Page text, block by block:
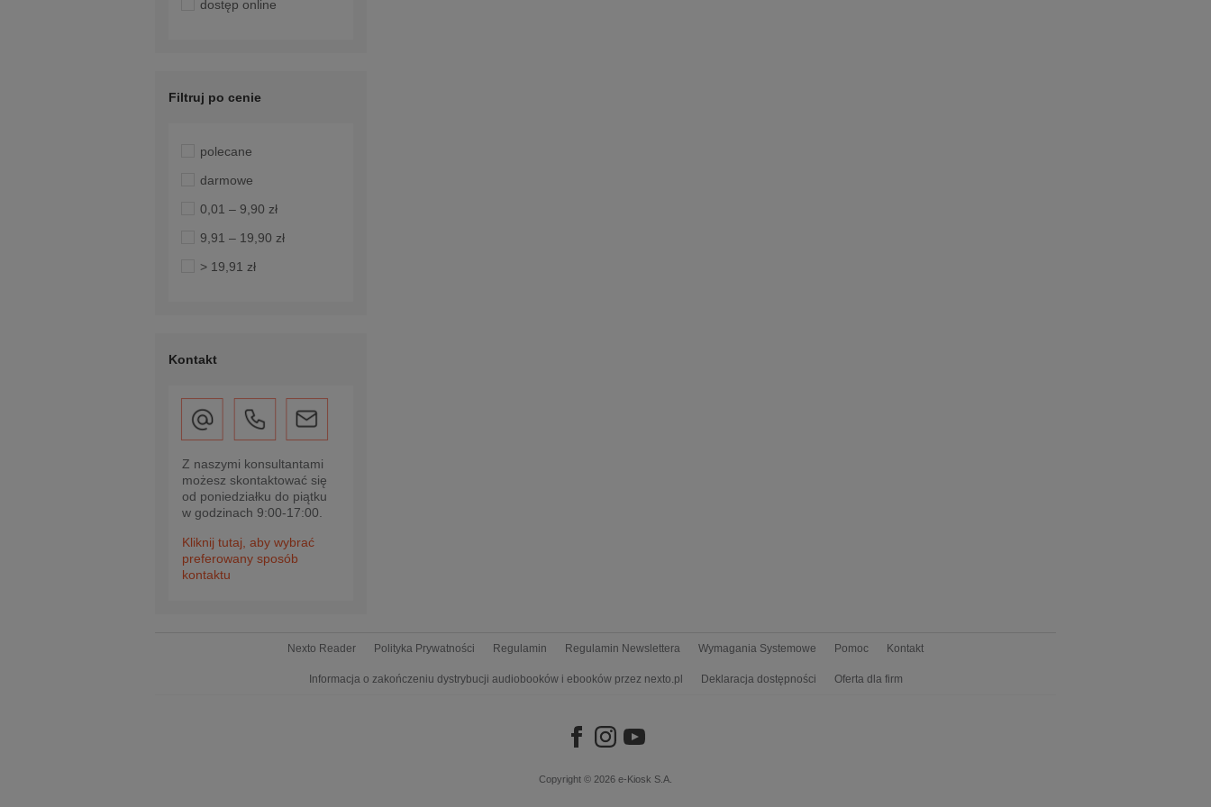
dostęp online
Filtruj po cenie
polecane
darmowe
0,01 – 9,90 zł
9,91 – 19,90 zł
> 19,91 zł
Kontakt
Z naszymi konsultantami
możesz skontaktować się
od poniedziałku do piątku
w godzinach 9:00-17:00.
Kliknij tutaj, aby wybrać
preferowany sposób
kontaktu
Nexto Reader Polityka Prywatności Regulamin Regulamin Newslettera Wymagania Systemowe Pomoc Kontakt
Informacja o zakończeniu dystrybucji audiobooków i ebooków przez nexto.pl Deklaracja dostępności Oferta dla firm
Copyright © 2026 e-Kiosk S.A.